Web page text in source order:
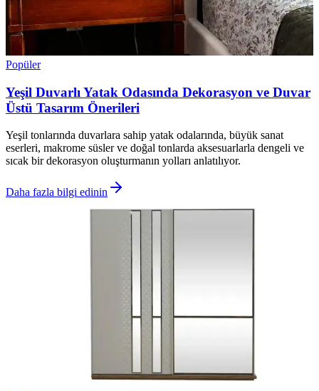
Popüler
Yeşil Duvarlı Yatak Odasında Dekorasyon ve Duvar
Üstü Tasarım Önerileri
Yeşil tonlarında duvarlara sahip yatak odalarında, büyük sanat
eserleri, makrome süsler ve doğal tonlarda aksesuarlarla dengeli ve
sıcak bir dekorasyon oluşturmanın yolları anlatılıyor.
Daha fazla bilgi edinin